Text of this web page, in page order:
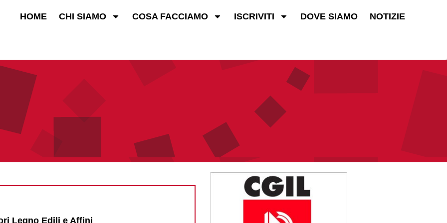
HOME CHI SIAMO COSA FACCIAMO ISCRIVITI DOVE SIAMO NOTIZIE
Legno Edili e Affini